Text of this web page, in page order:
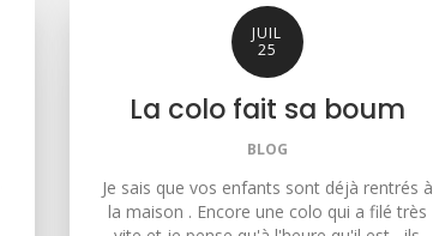
JUIL
25
La colo fait sa boum
BLOG
Je sais que vos enfants sont déjà rentrés à
la maison . Encore une colo qui a filé très